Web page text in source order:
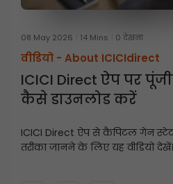
08 May 2026 14 Mins 0 देखना
वीडियो - About ICICIdirect
ICICI Direct ऐप पर
कैसे डाउनलोड करें
ICICI Direct ऐप से कैपिटल गेन
तरीका जानने के लिए यह वीडियो देखें।